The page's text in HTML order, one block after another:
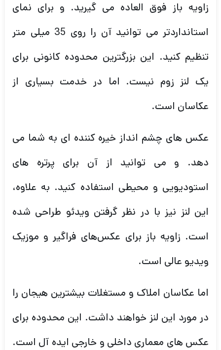
زاویه باز فوق العاده می گیرید. و برای نمای
استانداردتر می توانید آن را روی 35 میلی متر
تنظیم کنید. این بزرگترین محدوده کانونی برای
یک لنز زوم نیست. اما در خدمت بسیاری از
عکاسان است.
عکس های چشم انداز خیره کننده ای به شما می
دهد. و می توانید از آن برای پرتره های
استودیویی و محیطی استفاده کنید. به علاوه،
این لنز نیز با در نظر گرفتن ویدئو طراحی شده
است. زاویه باز برای عکس‌های فراگیر و موزیک
ویدیو عالی است.
اما عکاسان املاک و مستغلات بیشترین هیجان را
در مورد این لنز خواهند داشت. این محدوده برای
عکس های معماری داخلی و خارجی ایده آل است.